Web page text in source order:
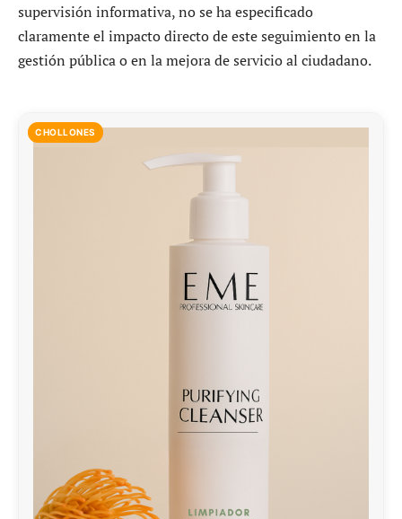
supervisión informativa, no se ha especificado
claramente el impacto directo de este seguimiento en la
gestión pública o en la mejora de servicio al ciudadano.
CHOLLONES